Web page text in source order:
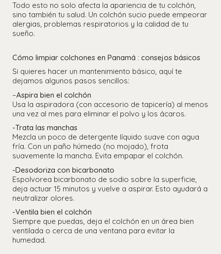
Todo esto no solo afecta la apariencia de tu colchón,
sino también tu salud. Un colchón sucio puede empeorar
alergias, problemas respiratorios y la calidad de tu
sueño.
Cómo limpiar colchones en Panamá : consejos básicos
Si quieres hacer un mantenimiento básico, aquí te
dejamos algunos pasos sencillos:
–Aspira bien el colchón
Usa la aspiradora (con accesorio de tapicería) al menos
una vez al mes para eliminar el polvo y los ácaros.
-Trata las manchas
Mezcla un poco de detergente líquido suave con agua
fría. Con un paño húmedo (no mojado), frota
suavemente la mancha. Evita empapar el colchón.
-Desodoriza con bicarbonato
Espolvorea bicarbonato de sodio sobre la superficie,
deja actuar 15 minutos y vuelve a aspirar. Esto ayudará a
neutralizar olores.
-Ventila bien el colchón
Siempre que puedas, deja el colchón en un área bien
ventilada o cerca de una ventana para evitar la
humedad.